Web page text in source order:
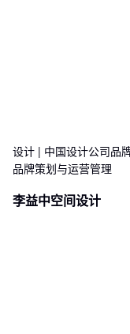
设计 | 中国设计公司品
品牌策划与运营管理
李益中空间设计